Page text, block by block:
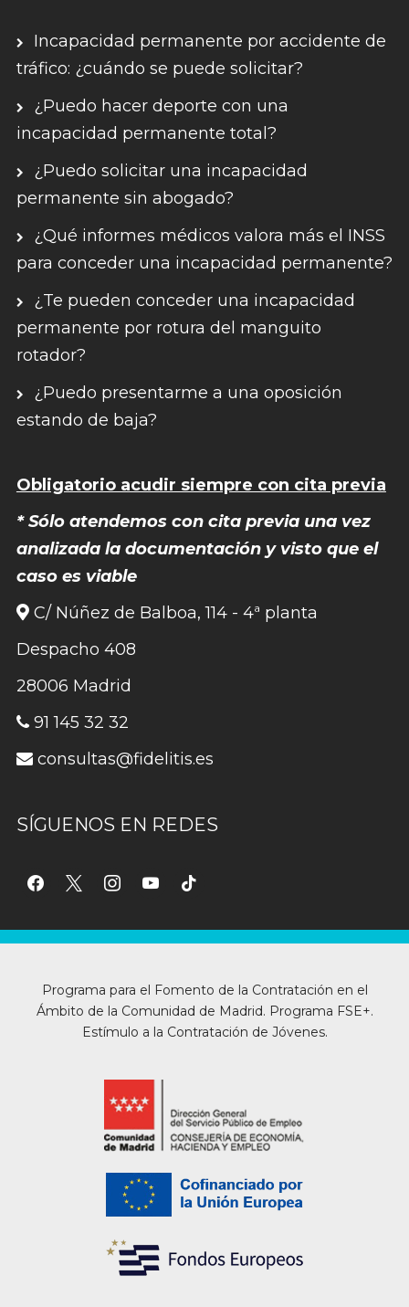
Incapacidad permanente por accidente de
tráfico: ¿cuándo se puede solicitar?
¿Puedo hacer deporte con una
incapacidad permanente total?
¿Puedo solicitar una incapacidad
permanente sin abogado?
¿Qué informes médicos valora más el INSS
para conceder una incapacidad permanente?
¿Te pueden conceder una incapacidad
permanente por rotura del manguito
rotador?
¿Puedo presentarme a una oposición
estando de baja?
Obligatorio acudir siempre con cita previa
* Sólo atendemos con cita previa una vez
analizada la documentación y visto que el
caso es viable
C/ Núñez de Balboa, 114 - 4ª planta
Despacho 408
28006 Madrid
91 145 32 32
consultas@fidelitis.es
SÍGUENOS EN REDES
facebook
x instagramyoutubetiktok
Programa para el Fomento de la Contratación en el
Ámbito de la Comunidad de Madrid. Programa FSE+.
Estímulo a la Contratación de Jóvenes.